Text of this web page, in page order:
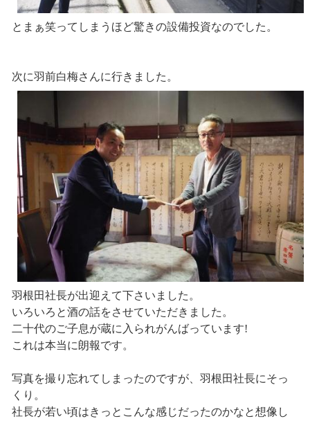
とまぁ笑ってしまうほど驚きの設備投資なのでした。
次に羽前白梅さんに行きました。
羽根田社長が出迎えて下さいました。
いろいろと酒の話をさせていただきました。
二十代のご子息が蔵に入られがんばっています!
これは本当に朗報です。
写真を撮り忘れてしまったのですが、羽根田社長にそっ
くり。
社長が若い頃はきっとこんな感じだったのかなと想像し